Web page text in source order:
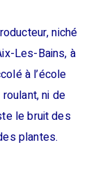
niché
Les-Bains, à
à l’école
ni de
le bruit des
plantes.